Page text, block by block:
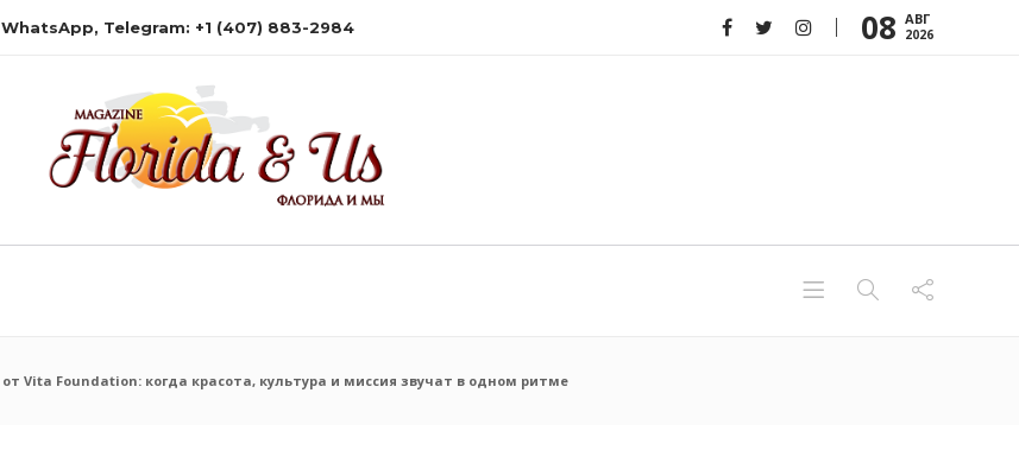
Telegram: +1 (407) 883-2984 08 АВГ
2026
Vita Foundation: когда красота, культура и миссия звучат в одном ритме